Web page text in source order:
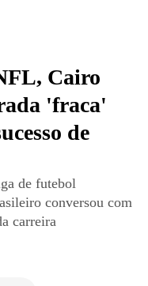
Cairo
'fraca'
de
de futebol
conversou com
carreira